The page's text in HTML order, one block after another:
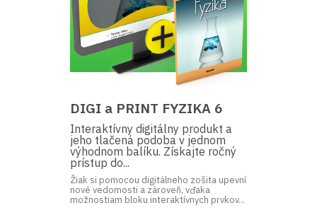
DIGI a PRINT FYZIKA 6
Interaktívny digitálny produkt a
jeho tlačená podoba v jednom
výhodnom balíku. Získajte ročný
prístup do...
Žiak si pomocou digitálneho zošita upevní
nové vedomosti a zároveň, vďaka
možnostiam bloku interaktívnych prvkov...